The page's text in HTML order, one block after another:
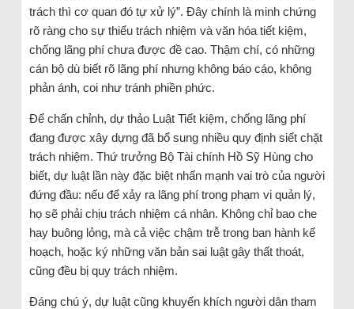
trách thì cơ quan đó tự xử lý”. Đây chính là minh chứng
rõ ràng cho sự thiếu trách nhiệm và văn hóa tiết kiệm,
chống lãng phí chưa được đề cao. Thậm chí, có những
cán bộ dù biết rõ lãng phí nhưng không báo cáo, không
phản ánh, coi như tránh phiền phức.
Để chấn chỉnh, dự thảo Luật Tiết kiệm, chống lãng phí
đang được xây dựng đã bổ sung nhiều quy định siết chặt
trách nhiệm. Thứ trưởng Bộ Tài chính Hồ Sỹ Hùng cho
biết, dự luật lần này đặc biệt nhấn mạnh vai trò của người
đứng đầu: nếu để xảy ra lãng phí trong phạm vi quản lý,
họ sẽ phải chịu trách nhiệm cá nhân. Không chỉ bao che
hay buông lỏng, mà cả việc chậm trễ trong ban hành kế
hoạch, hoặc ký những văn bản sai luật gây thất thoát,
cũng đều bị quy trách nhiệm.
Đáng chú ý, dự luật cũng khuyến khích người dân tham